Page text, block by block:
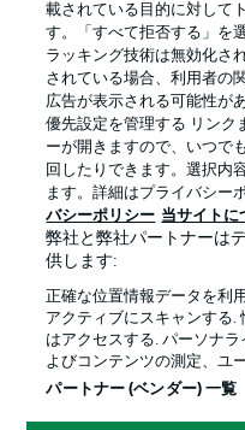
Official Partners
載されている目的に対して
す。「すべて拒否する」を
ラッキング技術は無効化さ
されている場合、利用者の
広告が表示される可能性が
優先設定を管理する リンク
ーが開きますので、いつで
回したりできます。選択内
ます。詳細はプライバシー
バシーポリシー 当サイトに
弊社と弊社パートナーは
供します:
正確な位置情報データを利
アクティブにスキャンする.
はアクセスする. パーソナ
よびコンテンツの測定、ユ
パートナー (ベンダー) 一覧